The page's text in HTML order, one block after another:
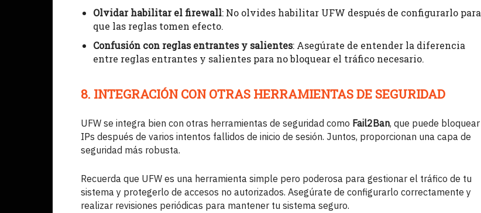
Olvidar habilitar el firewall: No olvides habilitar UFW después de configurarlo para
que las reglas tomen efecto.
Confusión con reglas entrantes y salientes: Asegúrate de entender la diferencia
entre reglas entrantes y salientes para no bloquear el tráfico necesario.
8. INTEGRACIÓN CON OTRAS HERRAMIENTAS DE SEGURIDAD
UFW se integra bien con otras herramientas de seguridad como Fail2Ban, que puede bloquear
IPs después de varios intentos fallidos de inicio de sesión. Juntos, proporcionan una capa de
seguridad más robusta.
Recuerda que UFW es una herramienta simple pero poderosa para gestionar el tráfico de tu
sistema y protegerlo de accesos no autorizados. Asegúrate de configurarlo correctamente y
realizar revisiones periódicas para mantener tu sistema seguro.